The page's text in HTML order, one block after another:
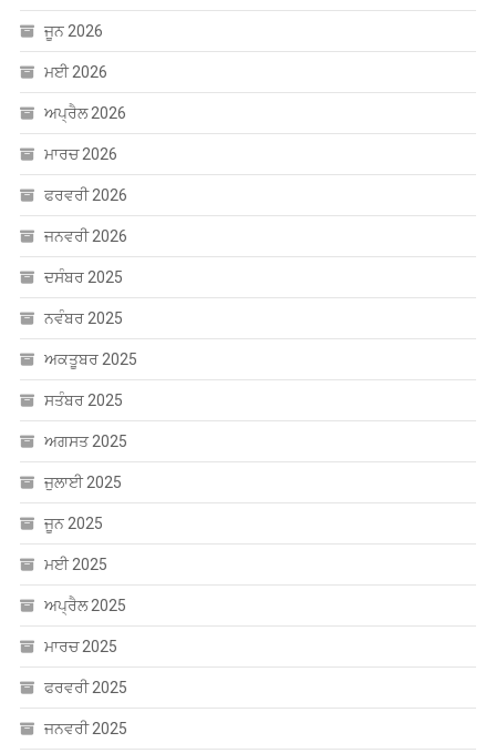
ਜੂਨ 2026
ਮਈ 2026
ਅਪ੍ਰੈਲ 2026
ਮਾਰਚ 2026
ਫਰਵਰੀ 2026
ਜਨਵਰੀ 2026
ਦਸੰਬਰ 2025
ਨਵੰਬਰ 2025
ਅਕਤੂਬਰ 2025
ਸਤੰਬਰ 2025
ਅਗਸਤ 2025
ਜੁਲਾਈ 2025
ਜੂਨ 2025
ਮਈ 2025
ਅਪ੍ਰੈਲ 2025
ਮਾਰਚ 2025
ਫਰਵਰੀ 2025
ਜਨਵਰੀ 2025